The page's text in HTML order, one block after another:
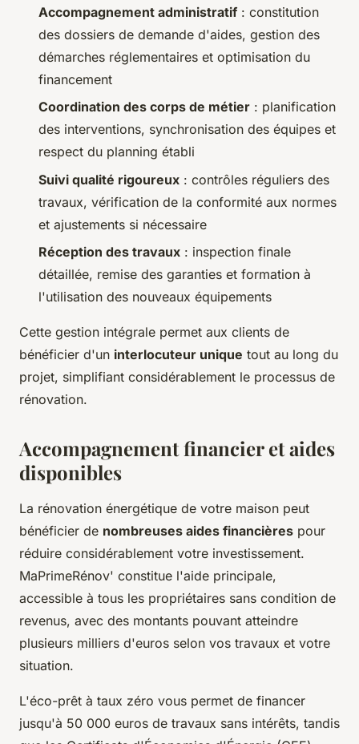
Accompagnement administratif : constitution
des dossiers de demande d'aides, gestion des
démarches réglementaires et optimisation du
financement
Coordination des corps de métier : planification
des interventions, synchronisation des équipes et
respect du planning établi
Suivi qualité rigoureux : contrôles réguliers des
travaux, vérification de la conformité aux normes
et ajustements si nécessaire
Réception des travaux : inspection finale
détaillée, remise des garanties et formation à
l'utilisation des nouveaux équipements
Cette gestion intégrale permet aux clients de
bénéficier d'un interlocuteur unique tout au long du
projet, simplifiant considérablement le processus de
rénovation.
Accompagnement financier et aides
disponibles
La rénovation énergétique de votre maison peut
bénéficier de nombreuses aides financières pour
réduire considérablement votre investissement.
MaPrimeRénov' constitue l'aide principale,
accessible à tous les propriétaires sans condition de
revenus, avec des montants pouvant atteindre
plusieurs milliers d'euros selon vos travaux et votre
situation.
L'éco-prêt à taux zéro vous permet de financer
jusqu'à 50 000 euros de travaux sans intérêts, tandis